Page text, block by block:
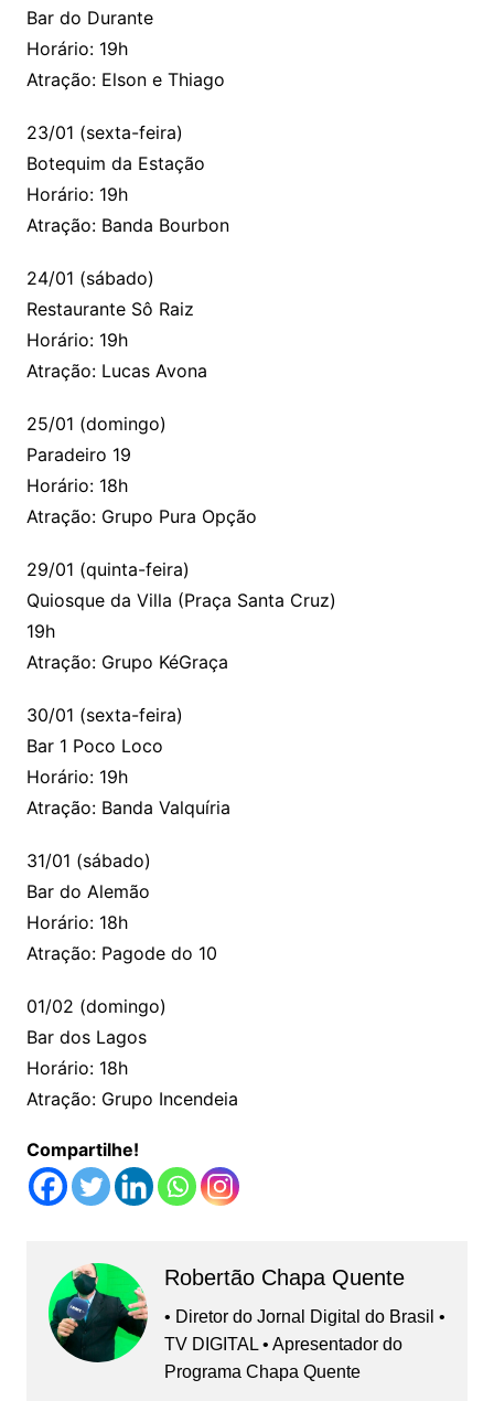
Bar do Durante
Horário: 19h
Atração: Elson e Thiago
23/01 (sexta-feira)
Botequim da Estação
Horário: 19h
Atração: Banda Bourbon
24/01 (sábado)
Restaurante Sô Raiz
Horário: 19h
Atração: Lucas Avona
25/01 (domingo)
Paradeiro 19
Horário: 18h
Atração: Grupo Pura Opção
29/01 (quinta-feira)
Quiosque da Villa (Praça Santa Cruz)
19h
Atração: Grupo KéGraça
30/01 (sexta-feira)
Bar 1 Poco Loco
Horário: 19h
Atração: Banda Valquíria
31/01 (sábado)
Bar do Alemão
Horário: 18h
Atração: Pagode do 10
01/02 (domingo)
Bar dos Lagos
Horário: 18h
Atração: Grupo Incendeia
Compartilhe!
Robertão Chapa Quente
• Diretor do Jornal Digital do Brasil •
TV DIGITAL • Apresentador do
Programa Chapa Quente